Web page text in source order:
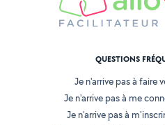
QUESTIONS
Je n'arrive pas à faire
Je n'arrive pas à me
Je n'arrive pas à